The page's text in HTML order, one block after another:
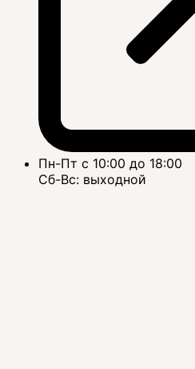
Пн-Пт с 10:00 до 18:00
Сб-Вс: выходной